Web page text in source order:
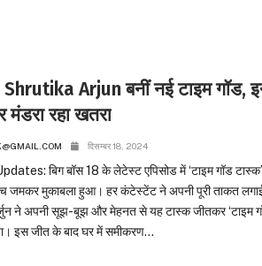
Shrutika Arjun बनीं नई टाइम गॉड,
रहा खतरा
दिसम्बर 18, 2024
बिग बॉस 18 के लेटेस्ट एपिसोड में ‘टाइम गॉड
जमकर मुकाबला हुआ। हर कंटेस्टेंट ने अपनी पूरी ताकत
ने अपनी सूझ-बूझ और मेहनत से यह टास्क जीतकर ‘टाइम
इस जीत के बाद घर में समीकरण...